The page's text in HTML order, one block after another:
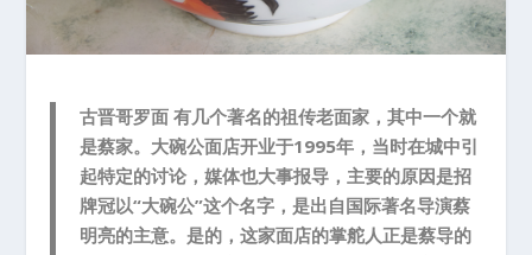
古晋哥罗面 有几个著名的祖传老面家，其中一个就
是蔡家。大碗公面店开业于1995年，当时在城中引
起特定的讨论，媒体也大事报导，主要的原因是招
牌冠以“大碗公”这个名字，是出自国际著名导演蔡
明亮的主意。是的，这家面店的掌舵人正是蔡导的